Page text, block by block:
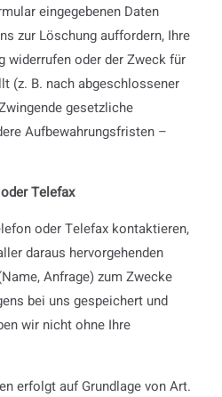
eingegebenen Daten
zur Löschung auffordern, Ihre
widerrufen oder der Zweck für
(z. B. nach abgeschlossener
gesetzliche
Aufbewahrungsfristen –
Telefax
oder Telefax kontaktieren,
daraus hervorgehenden
Anfrage) zum Zwecke
bei uns gespeichert und
wir nicht ohne Ihre
erfolgt auf Grundlage von Art.